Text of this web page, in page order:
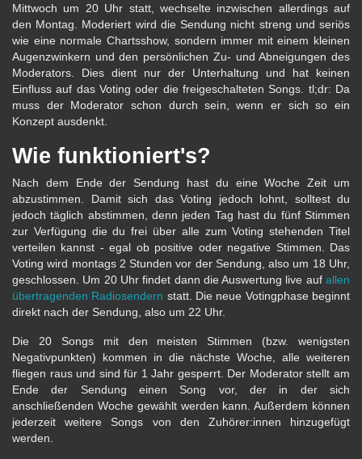
Mittwoch um 20 Uhr statt, wechselte inzwischen allerdings auf
den Montag. Moderiert wird die Sendung nicht streng und seriös
wie eine normale Chartsshow, sondern immer mit einem kleinen
Augenzwinkern und den persönlichen Zu- und Abneigungen des
Moderators. Dies dient nur der Unterhaltung und hat keinen
Einfluss auf das Voting oder die freigeschalteten Songs. tl;dr: Da
muss der Moderator schon durch sein, wenn er sich so ein
Konzept ausdenkt.
Wie funktioniert's?
Nach dem Ende der Sendung hast du eine Woche Zeit um
abzustimmen. Damit sich das Voting jedoch lohnt, solltest du
jedoch täglich abstimmen, denn jeden Tag hast du fünf Stimmen
zur Verfügung die du frei über alle zum Voting stehenden Titel
verteilen kannst - egal ob positive oder negative Stimmen. Das
Voting wird montags 2 Stunden vor der Sendung, also um 18 Uhr,
geschlossen. Um 20 Uhr findet dann die Auswertung live auf allen
übertragenden Radiosendern statt. Die neue Votingphase beginnt
direkt nach der Sendung, also um 22 Uhr.
Die 20 Songs mit den meisten Stimmen (bzw. wenigsten
Negativpunkten) kommen in die nächste Woche, alle weiteren
fliegen raus und sind für 1 Jahr gesperrt. Der Moderator stellt am
Ende der Sendung einen Song vor, der in der sich
anschließenden Woche gewählt werden kann. Außerdem können
jederzeit weitere Songs von den Zuhörer:innen hinzugefügt
werden.